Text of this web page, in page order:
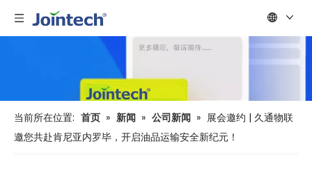
当前所在位置: 首页 » 新闻 » 公司新闻 » 展会邀约 | 久通物联
邀您共赴肯尼亚内罗毕，开启油品运输安全新纪元！